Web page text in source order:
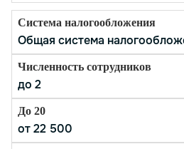
Общая система
до 2
от 22 500